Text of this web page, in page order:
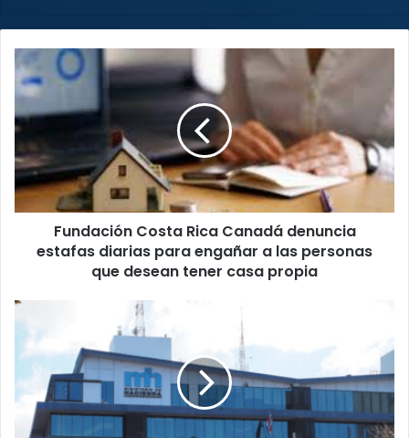
Fundación
Costa
Rica
Canadá
denuncia
estafas
diarias
para
engañar
desean
tener
casa
Fundación Costa Rica Canadá denuncia
estafas diarias para engañar a las personas
que desean tener casa propia
¡Preste
Contribuyentes
tienen
tiempo
hasta
este